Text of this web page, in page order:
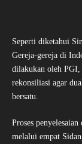
Seperti diketahui
Gereja-gereja di
dilakukan oleh
rekonsiliasi agar
bersatu.
Proses
melalui empat